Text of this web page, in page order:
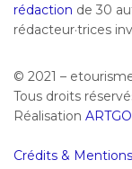
rédaction de 30
rédacteur·trices
© 2021 –
Tous droits
Réalisation
Crédits &